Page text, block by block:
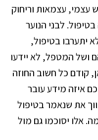
עצמאות וריחוק
לבני הנוער
יתערבו בטיפול,
ושל המטפל, לא יידעו
קודם כל חשוב החוזה
איזה מידע עובר
את שנאמר בטיפול
אלו יסוכמו גם מול